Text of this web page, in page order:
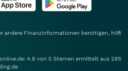
andere Finanzinformationen benötigen, hilft
4.8 von 5 Sternen ermittelt aus 285